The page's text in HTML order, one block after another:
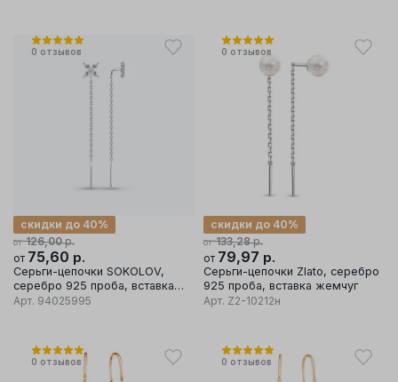
0 отзывов
от 126,00р.
скидки до 40%
от 75,60 р.
Серьги-цепочки SOKOLOV,
серебро 925 проба, вставка
фианит
Арт. 94025995
0 отзывов
от 133,28р.
скидки до 40%
от 79,97 р.
Серьги-цепочки Zlato, серебро
925 проба, вставка жемчуг
Арт. Z2-10212н
0 отзывов 0 отзывов